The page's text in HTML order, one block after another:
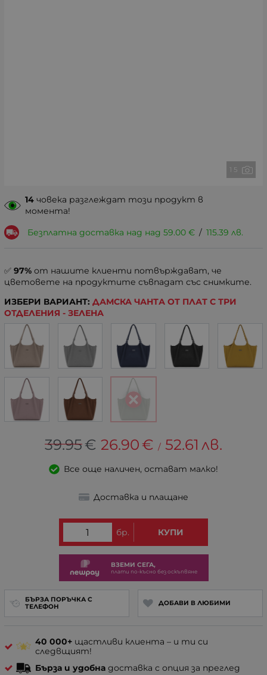
1 5
14 човека разглеждат този продукт в
момента!
Безплатна доставка над над 59.00 € / 115.39 лв.
✅ 97% от нашите клиенти потвърждават, че
цветовете на продуктите съвпадат със снимките.
ИЗБЕРИ ВАРИАНТ: ДАМСКА ЧАНТА ОТ ПЛАТ С ТРИ
ОТДЕЛЕНИЯ - ЗЕЛЕНА
39.95€ 26.90€ / 52.61 лв.
Все още наличен, остават малко!
Доставка и плащане
бр. КУПИ
ВЗЕМИ СЕГА,
плати по-късно без оскъпвяне
БЪРЗА ПОРЪЧКА С
ТЕЛЕФОН
ДОБАВИ В ЛЮБИМИ
40 000+ щастливи клиента – и ти си
следвщият!
Бърза и удобна доставка с опция за преглед